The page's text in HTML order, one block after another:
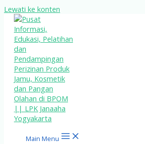
Lewati ke konten
Main Menu